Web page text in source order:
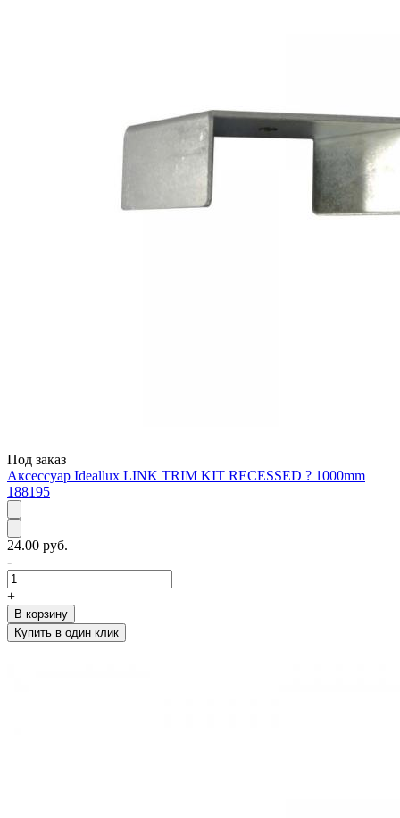
Под заказ
Аксессуар Ideallux LINK TRIM KIT RECESSED ? 1000mm
188195
24.00 руб.
-
+
В корзину
Купить в один клик